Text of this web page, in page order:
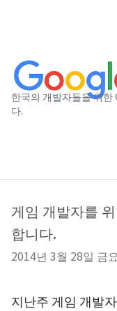
한국의 개발자들을 위
다.
게임 개발자를
합니다.
2014년 3월 28일 금
지난주 게임 개발